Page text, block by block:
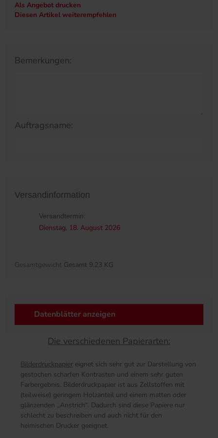
Als Angebot drucken
Diesen Artikel weiterempfehlen
Bemerkungen:
Auftragsname:
Versandinformation
Versandtermin:
Dienstag, 18. August 2026
Gesamtgewicht Gesamt 9.23 KG
Datenblätter anzeigen
Die verschiedenen Papierarten:
Bilderdruckpapier eignet sich sehr gut zur Darstellung von
gestochen scharfen Kontrasten und einem sehr guten
Farbergebnis. Bilderdruckpapier ist aus Zellstoffen mit
(teilweise) geringem Holzanteil und einem matten oder
glänzenden „Anstrich“. Dadurch sind diese Papiere nur
schlecht zu beschreiben und auch nicht für den
heimischen Drucker geeignet.